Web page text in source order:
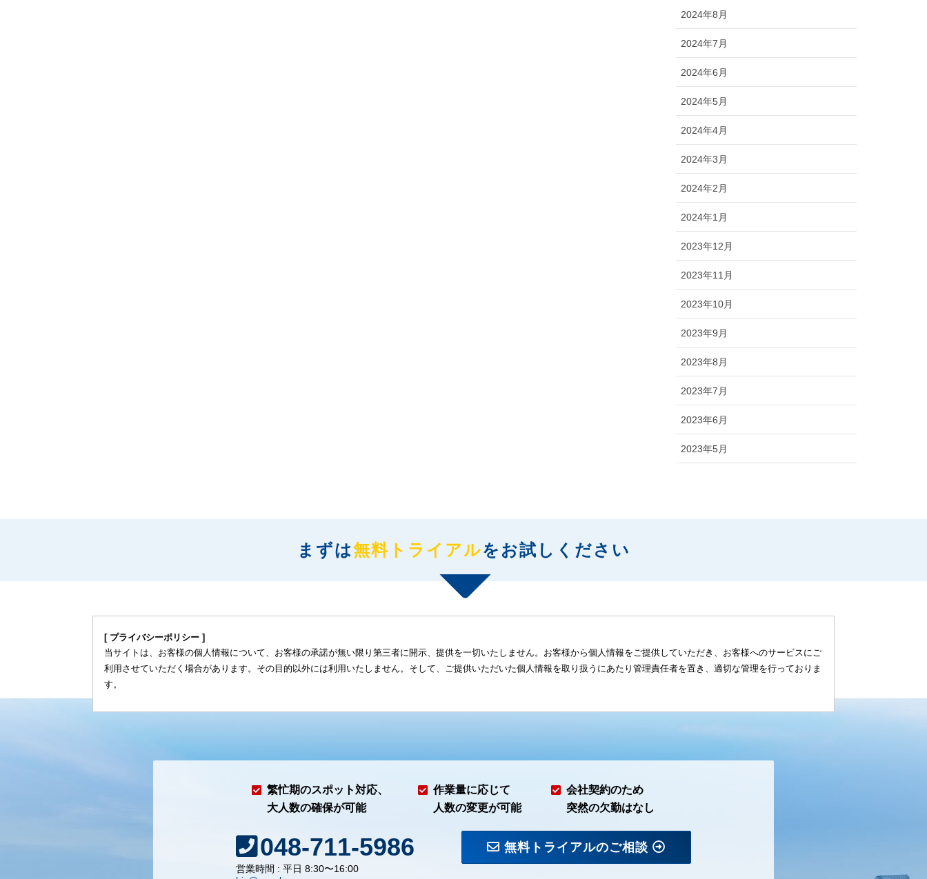
2024年8月
2024年7月
2024年6月
2024年5月
2024年4月
2024年3月
2024年2月
2024年1月
2023年12月
2023年11月
2023年10月
2023年9月
2023年8月
2023年7月
2023年6月
2023年5月
まずは無料トライアルを お試しください
[ プライバシーポリシー ]
当サイトは、お客様の個人情報について、お客様の承諾が無い限り第三者に開示、提供を一切いたしません。お客様から個人情報をご提供していただき、お客様へのサービスにご
利用させていただく場合があります。その目的以外には利用いたしません。そして、ご提供いただいた個人情報を取り扱うにあたり管理責任者を置き、適切な管理を行っておりま
す。
繁忙期のスポット対応、
大人数の確保が可能
作業量に応じて
人数の変更が可能
会社契約のため
突然の欠勤はなし
048-711-5986
営業時間 : 平日 8:30〜16:00
無料トライアルのご相談